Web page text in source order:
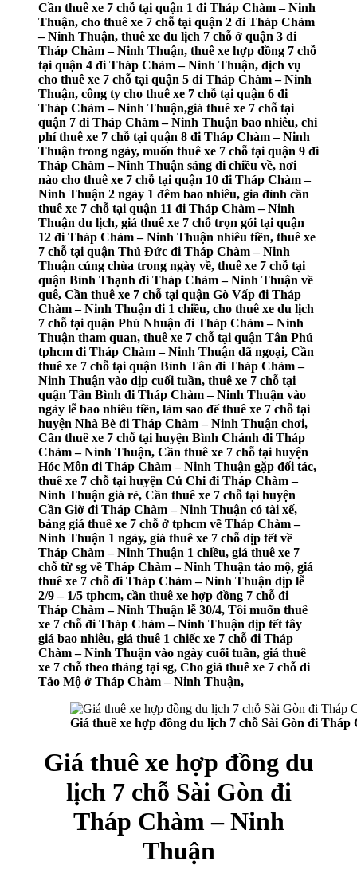
Cần thuê xe 7 chỗ tại quận 1 đi Tháp Chàm – Ninh
Thuận, cho thuê xe 7 chỗ tại quận 2 đi Tháp Chàm
– Ninh Thuận, thuê xe du lịch 7 chỗ ở quận 3 đi
Tháp Chàm – Ninh Thuận, thuê xe hợp đồng 7 chỗ
tại quận 4 đi Tháp Chàm – Ninh Thuận, dịch vụ
cho thuê xe 7 chỗ tại quận 5 đi Tháp Chàm – Ninh
Thuận, công ty cho thuê xe 7 chỗ tại quận 6 đi
Tháp Chàm – Ninh Thuận,giá thuê xe 7 chỗ tại
quận 7 đi Tháp Chàm – Ninh Thuận bao nhiêu, chi
phí thuê xe 7 chỗ tại quận 8 đi Tháp Chàm – Ninh
Thuận trong ngày, muốn thuê xe 7 chỗ tại quận 9 đi
Tháp Chàm – Ninh Thuận sáng đi chiều về, nơi
nào cho thuê xe 7 chỗ tại quận 10 đi Tháp Chàm –
Ninh Thuận 2 ngày 1 đêm bao nhiêu, gia đình cần
thuê xe 7 chỗ tại quận 11 đi Tháp Chàm – Ninh
Thuận du lịch, giá thuê xe 7 chỗ trọn gói tại quận
12 đi Tháp Chàm – Ninh Thuận nhiêu tiền, thuê xe
7 chỗ tại quận Thủ Đức đi Tháp Chàm – Ninh
Thuận cúng chùa trong ngày về, thuê xe 7 chỗ tại
quận Bình Thạnh đi Tháp Chàm – Ninh Thuận về
quê, Cần thuê xe 7 chỗ tại quận Gò Vấp đi Tháp
Chàm – Ninh Thuận đi 1 chiều, cho thuê xe du lịch
7 chỗ tại quận Phú Nhuận đi Tháp Chàm – Ninh
Thuận tham quan, thuê xe 7 chỗ tại quận Tân Phú
tphcm đi Tháp Chàm – Ninh Thuận dã ngoại, Cần
thuê xe 7 chỗ tại quận Bình Tân đi Tháp Chàm –
Ninh Thuận vào dịp cuối tuần, thuê xe 7 chỗ tại
quận Tân Bình đi Tháp Chàm – Ninh Thuận vào
ngày lễ bao nhiêu tiền, làm sao để thuê xe 7 chỗ tại
huyện Nhà Bè đi Tháp Chàm – Ninh Thuận chơi,
Cần thuê xe 7 chỗ tại huyện Bình Chánh đi Tháp
Chàm – Ninh Thuận, Cần thuê xe 7 chỗ tại huyện
Hóc Môn đi Tháp Chàm – Ninh Thuận gặp đối tác,
thuê xe 7 chỗ tại huyện Củ Chi đi Tháp Chàm –
Ninh Thuận giá rẻ, Cần thuê xe 7 chỗ tại huyện
Cần Giờ đi Tháp Chàm – Ninh Thuận có tài xế,
bảng giá thuê xe 7 chỗ ở tphcm về Tháp Chàm –
Ninh Thuận 1 ngày, giá thuê xe 7 chỗ dịp tết về
Tháp Chàm – Ninh Thuận 1 chiều, giá thuê xe 7
chỗ từ sg về Tháp Chàm – Ninh Thuận tảo mộ, giá
thuê xe 7 chỗ đi Tháp Chàm – Ninh Thuận dịp lễ
2/9 – 1/5 tphcm, cần thuê xe hợp đồng 7 chỗ đi
Tháp Chàm – Ninh Thuận lễ 30/4, Tôi muốn thuê
xe 7 chỗ đi Tháp Chàm – Ninh Thuận dịp tết tây
giá bao nhiêu, giá thuê 1 chiếc xe 7 chỗ đi Tháp
Chàm – Ninh Thuận vào ngày cuối tuần, giá thuê
xe 7 chỗ theo tháng tại sg, Cho giá thuê xe 7 chỗ đi
Tảo Mộ ở Tháp Chàm – Ninh Thuận,
Giá thuê xe hợp đồng du lịch 7 chỗ Sài Gòn đi
Giá thuê xe hợp đồng du
lịch 7 chỗ Sài Gòn đi
Tháp Chàm – Ninh
Thuận